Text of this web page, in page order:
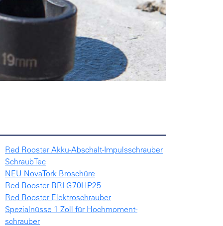
Red Rooster Akku-Abschalt-Impulsschrauber
SchraubTec
NEU NovaTork Broschüre
Red Rooster RRI-G70HP25
Red Rooster Elektroschrauber
Spezialnüsse 1 Zoll für Hochmoment-
schrauber